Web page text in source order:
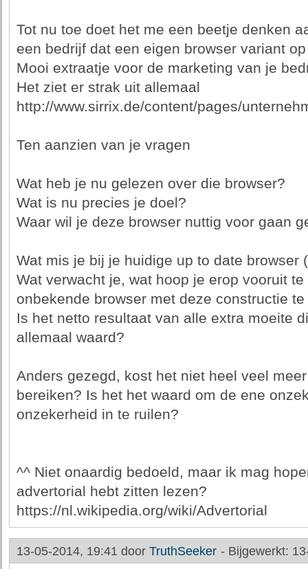
Tot nu toe doet het me een beetje denken
een bedrijf dat een eigen browser variant
Mooi extraatje voor de marketing van je
Het ziet er strak uit allemaal
http://www.sirrix.de/content/pages/
Ten aanzien van je vragen
Wat heb je nu gelezen over die browser?
Wat is nu precies je doel?
Waar wil je deze browser nuttig voor gaan
Wat mis je bij je huidige up to date browser
Wat verwacht je, wat hoop je erop vooruit
onbekende browser met deze constructie
Is het netto resultaat van alle extra moeite
allemaal waard?
Anders gezegd, kost het niet heel veel
bereiken? Is het het waard om de ene
onzekerheid in te ruilen?
^^ Niet onaardig bedoeld, maar ik mag
advertorial hebt zitten lezen?
https://nl.wikipedia.org/wiki/Advertorial
13-05-2014, 19:41 door TruthSeeker - Bijgewerkt: